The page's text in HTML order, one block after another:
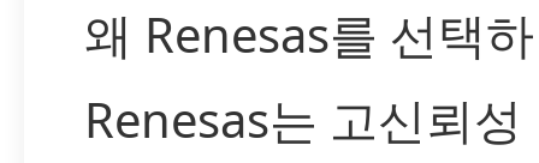
왜 Renesas를 선택
Renesas는 고신뢰성